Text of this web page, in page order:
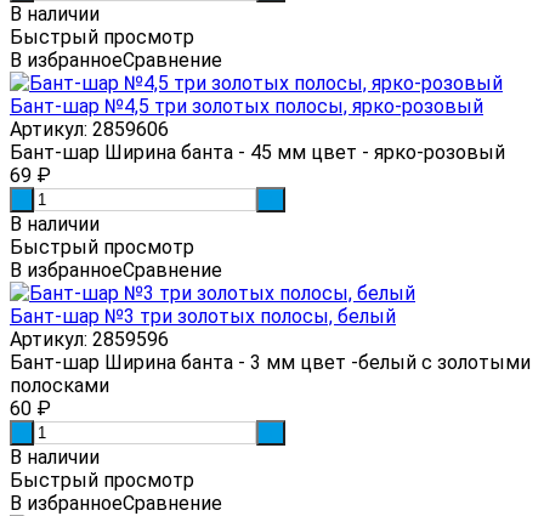
В наличии
Быстрый просмотр
В избранноеСравнение
Бант-шар №4,5 три золотых полосы, ярко-розовый
Артикул: 2859606
Бант-шар Ширина банта - 45 мм цвет - ярко-розовый
69 ₽
В наличии
Быстрый просмотр
В избранноеСравнение
Бант-шар №3 три золотых полосы, белый
Артикул: 2859596
Бант-шар Ширина банта - 3 мм цвет -белый с золотыми
полосками
60 ₽
В наличии
Быстрый просмотр
В избранноеСравнение